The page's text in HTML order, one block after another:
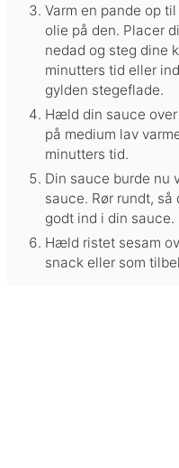
Varm en pande op
olie på den. Placer
nedad og steg dine
minutters tid eller
gylden stegeflade.
Hæld din sauce
på medium lav
minutters tid.
Din sauce burde nu
sauce. Rør rundt,
godt ind i din sauce.
Hæld ristet sesam
snack eller som